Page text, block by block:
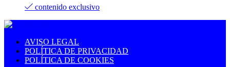
contenido exclusivo
AVISO LEGAL
POLÍTICA DE PRIVACIDAD
POLÍTICA DE COOKIES